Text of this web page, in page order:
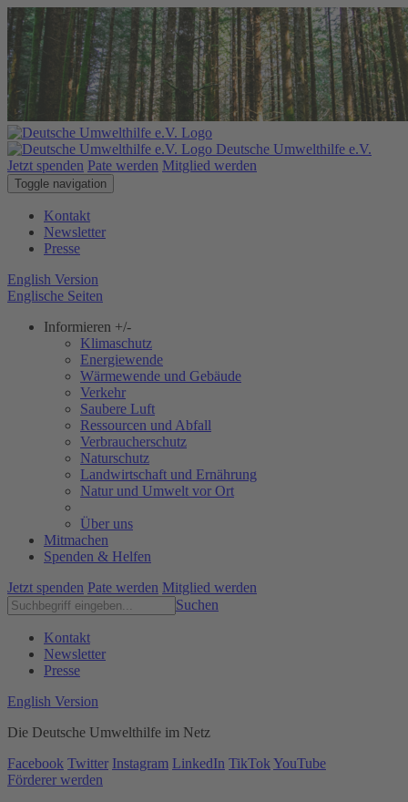
Deutsche Umwelthilfe e.V.
Jetzt spenden Pate werden Mitglied werden
Toggle navigation
Kontakt
Newsletter
Presse
English Version
Englische Seiten
Informieren +/-
Klimaschutz
Energiewende
Wärmewende und Gebäude
Verkehr
Saubere Luft
Ressourcen und Abfall
Verbraucherschutz
Naturschutz
Landwirtschaft und Ernährung
Natur und Umwelt vor Ort
Über uns
Mitmachen
Spenden & Helfen
Jetzt spenden Pate werden Mitglied werden
Suchen
Kontakt
Newsletter
Presse
English Version
Die Deutsche Umwelthilfe im Netz
Facebook Twitter Instagram LinkedIn TikTok YouTube
Förderer werden